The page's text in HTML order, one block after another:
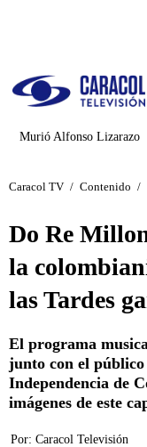
Murió Alfonso Lizarazo
Caracol TV / Contenido /
Do Re
la
las Tardes
El programa
junto con el
Independencia de
imágenes de este
Por: Caracol Televisión